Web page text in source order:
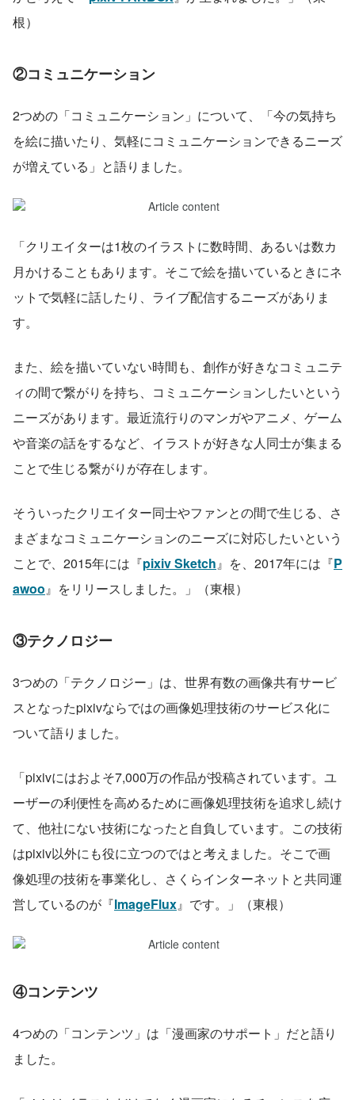
根）
②コミュニケーション
2つめの「コミュニケーション」について、「今の気持ち
を絵に描いたり、気軽にコミュニケーションできるニーズ
が増えている」と語りました。
「クリエイターは1枚のイラストに数時間、あるいは数カ
月かけることもあります。そこで絵を描いているときにネ
ットで気軽に話したり、ライブ配信するニーズがありま
す。
また、絵を描いていない時間も、創作が好きなコミュニテ
ィの間で繋がりを持ち、コミュニケーションしたいという
ニーズがあります。最近流行りのマンガやアニメ、ゲーム
や音楽の話をするなど、イラストが好きな人同士が集まる
ことで生じる繋がりが存在します。
そういったクリエイター同士やファンとの間で生じる、さ
まざまなコミュニケーションのニーズに対応したいという
ことで、2015年には『pixiv Sketch』を、2017年には『P
awoo』をリリースしました。」（東根）
③テクノロジー
3つめの「テクノロジー」は、世界有数の画像共有サービ
スとなったpixivならではの画像処理技術のサービス化に
ついて語りました。
「pixivにはおよそ7,000万の作品が投稿されています。ユ
ーザーの利便性を高めるために画像処理技術を追求し続け
て、他社にない技術になったと自負しています。この技術
はpixiv以外にも役に立つのではと考えました。そこで画
像処理の技術を事業化し、さくらインターネットと共同運
営しているのが『ImageFlux』です。」（東根）
④コンテンツ
4つめの「コンテンツ」は「漫画家のサポート」だと語り
ました。